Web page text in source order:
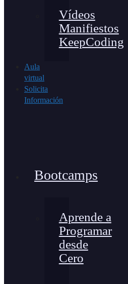
Vídeos
Manifiestos
KeepCoding
Aula
virtual
Solicita
Información
Bootcamps
Aprende a
Programar
desde
Cero